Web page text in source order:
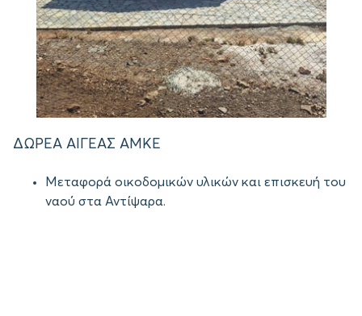
ΔΩΡΕΑ ΑΙΓΕΑΣ ΑΜΚΕ
Μεταφορά οικοδομικών υλικών και επισκευή του
ναού στα Αντίψαρα.